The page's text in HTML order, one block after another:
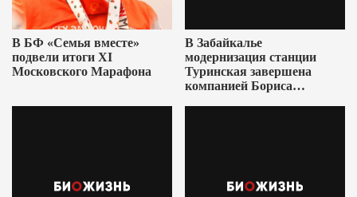
В БФ «Семья вместе»
подвели итоги XI
Московского Марафона
В Забайкалье
модернизация станции
Туринская завершена
компанией Бориса